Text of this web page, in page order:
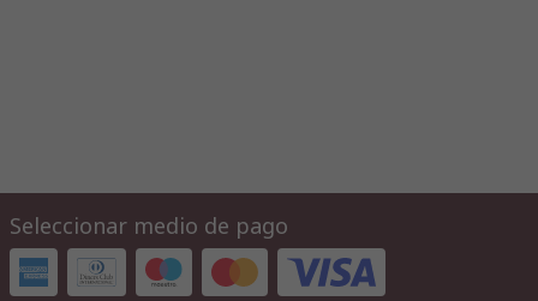
Seleccionar medio de pago